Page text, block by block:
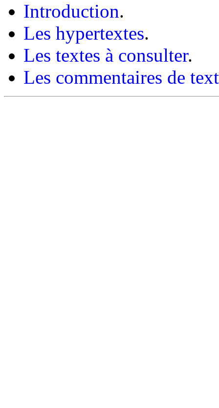
Introduction.
Les hypertextes.
Les textes à consulter.
Les commentaires de